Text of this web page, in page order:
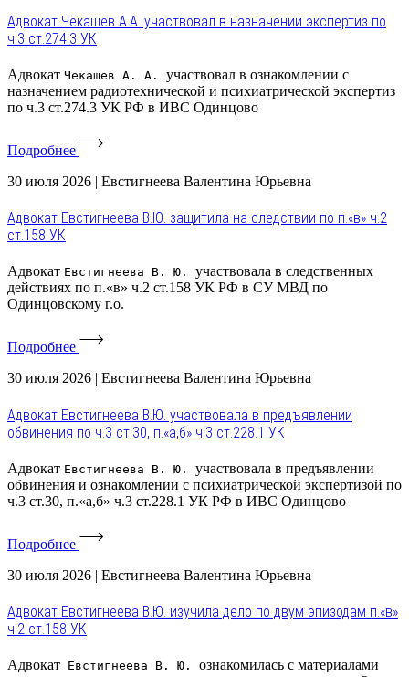
Адвокат Чекашев А.А. участвовал в назначении экспертиз по
ч.3 ст.274.3 УК
Адвокат Чекашев А. А. участвовал в ознакомлении с
назначением радиотехнической и психиатрической экспертиз
по ч.3 ст.274.3 УК РФ в ИВС Одинцово
Подробнее
30 июля 2026 | Евстигнеева Валентина Юрьевна
Адвокат Евстигнеева В.Ю. защитила на следствии по п.«в» ч.2
ст.158 УК
Адвокат Евстигнеева В. Ю. участвовала в следственных
действиях по п.«в» ч.2 ст.158 УК РФ в СУ МВД по
Одинцовскому г.о.
Подробнее
30 июля 2026 | Евстигнеева Валентина Юрьевна
Адвокат Евстигнеева В.Ю. участвовала в предъявлении
обвинения по ч.3 ст.30, п.«а,б» ч.3 ст.228.1 УК
Адвокат Евстигнеева В. Ю. участвовала в предъявлении
обвинения и ознакомлении с психиатрической экспертизой по
ч.3 ст.30, п.«а,б» ч.3 ст.228.1 УК РФ в ИВС Одинцово
Подробнее
30 июля 2026 | Евстигнеева Валентина Юрьевна
Адвокат Евстигнеева В.Ю. изучила дело по двум эпизодам п.«в»
ч.2 ст.158 УК
Адвокат Евстигнеева В. Ю. ознакомилась с материалами